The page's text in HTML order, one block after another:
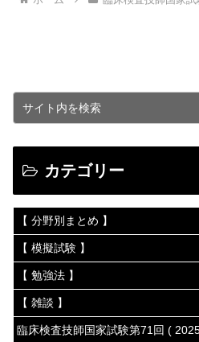
カテゴリー
【 分野別まとめ 】
【 模擬試験 】
【 勉強法 】
【 雑談 】
臨床検査技師国家試験第71回 (